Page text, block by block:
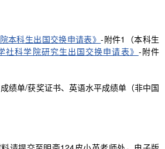
本科生出国交换申请表》-附件1（本科生
社科学院研究生出国交换申请表》 -附件
绩单/获奖证书、英语水平成绩单（非中国